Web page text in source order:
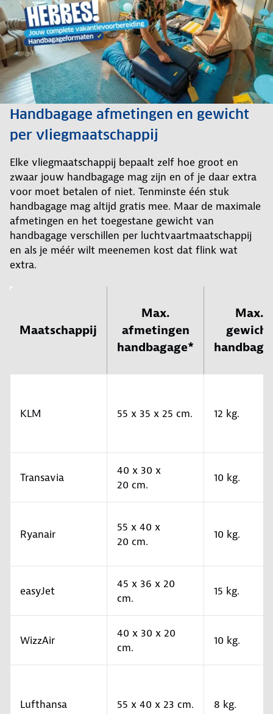
Handbagage afmetingen en gewicht
per vliegmaatschappij
Elke vliegmaatschappij bepaalt zelf hoe groot en
zwaar jouw handbagage mag zijn en of je daar extra
voor moet betalen of niet. Tenminste één stuk
handbagage mag altijd gratis mee. Maar de maximale
afmetingen en het toegestane gewicht van
handbagage verschillen per luchtvaartmaatschappij
en als je méér wilt meenemen kost dat flink wat
extra.
Maatschappij
Max.
afmetingen
handbagage*
Max.
gewicht
KLM 55 x 35 x 25 cm. 12 kg.
Transavia
40 x 30 x
20 cm.
10 kg.
Ryanair
55 x 40 x
20 cm.
10 kg.
easyJet
45 x 36 x 20
cm.
15 kg.
WizzAir
40 x 30 x 20
cm.
10 kg.
Lufthansa 55 x 40 x 23 cm. 8 kg.